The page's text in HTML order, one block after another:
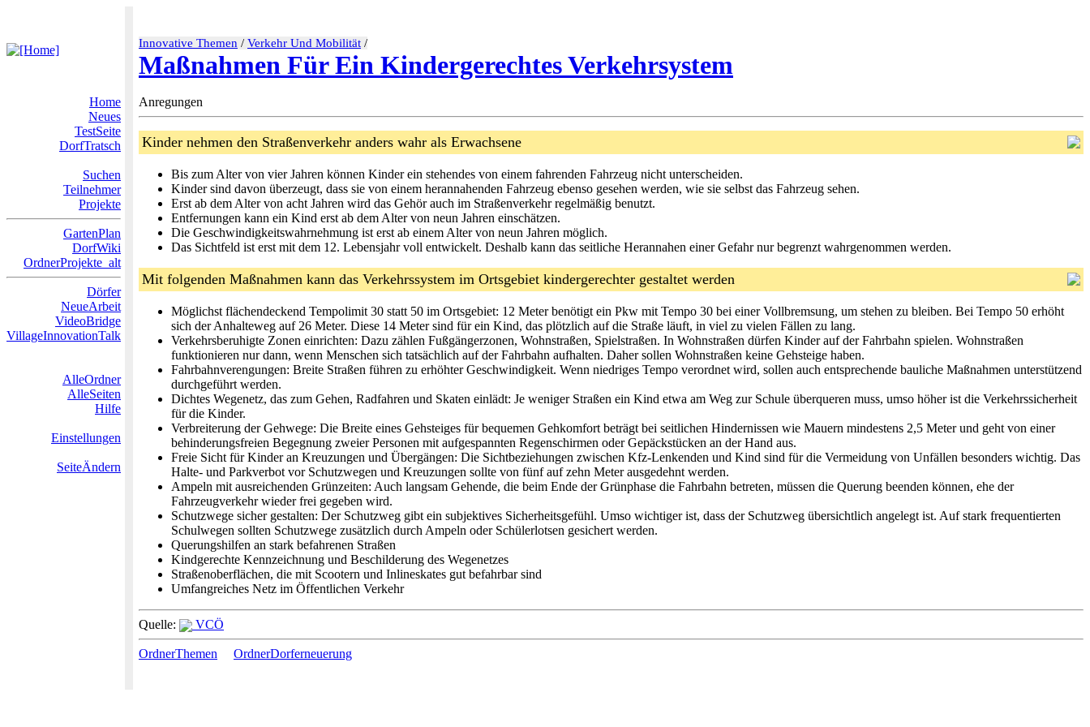
Innovative Themen / Verkehr Und Mobilität /
Maßnahmen Für Ein Kindergerechtes Verkehrsystem
Home
Neues
TestSeite
DorfTratsch
Suchen
Teilnehmer
Projekte
GartenPlan
DorfWiki
OrdnerProjekte_alt
Dörfer
NeueArbeit
VideoBridge
VillageInnovationTalk
AlleOrdner
AlleSeiten
Hilfe
Einstellungen
SeiteÄndern
Anregungen
Kinder nehmen den Straßenverkehr anders wahr als Erwachsene
Bis zum Alter von vier Jahren können Kinder ein stehendes von einem fahrenden Fahrzeug nicht unterscheiden.
Kinder sind davon überzeugt, dass sie von einem herannahenden Fahrzeug ebenso gesehen werden, wie sie selbst das Fahrzeug sehen.
Erst ab dem Alter von acht Jahren wird das Gehör auch im Straßenverkehr regelmäßig benutzt.
Entfernungen kann ein Kind erst ab dem Alter von neun Jahren einschätzen.
Die Geschwindigkeitswahrnehmung ist erst ab einem Alter von neun Jahren möglich.
Das Sichtfeld ist erst mit dem 12. Lebensjahr voll entwickelt. Deshalb kann das seitliche Herannahen einer Gefahr nur begrenzt wahrgenommen werden.
Mit folgenden Maßnahmen kann das Verkehrssystem im Ortsgebiet kindergerechter gestaltet werden
Möglichst flächendeckend Tempolimit 30 statt 50 im Ortsgebiet: 12 Meter benötigt ein Pkw mit Tempo 30 bei einer Vollbremsung, um stehen zu bleiben. Bei Tempo 50 erhöht
sich der Anhalteweg auf 26 Meter. Diese 14 Meter sind für ein Kind, das plötzlich auf die Straße läuft, in viel zu vielen Fällen zu lang.
Verkehrsberuhigte Zonen einrichten: Dazu zählen Fußgängerzonen, Wohnstraßen, Spielstraßen. In Wohnstraßen dürfen Kinder auf der Fahrbahn spielen. Wohnstraßen
funktionieren nur dann, wenn Menschen sich tatsächlich auf der Fahrbahn aufhalten. Daher sollen Wohnstraßen keine Gehsteige haben.
Fahrbahnverengungen: Breite Straßen führen zu erhöhter Geschwindigkeit. Wenn niedriges Tempo verordnet wird, sollen auch entsprechende bauliche Maßnahmen unterstützend
durchgeführt werden.
Dichtes Wegenetz, das zum Gehen, Radfahren und Skaten einlädt: Je weniger Straßen ein Kind etwa am Weg zur Schule überqueren muss, umso höher ist die Verkehrssicherheit
für die Kinder.
Verbreiterung der Gehwege: Die Breite eines Gehsteiges für bequemen Gehkomfort beträgt bei seitlichen Hindernissen wie Mauern mindestens 2,5 Meter und geht von einer
behinderungsfreien Begegnung zweier Personen mit aufgespannten Regenschirmen oder Gepäckstücken an der Hand aus.
Freie Sicht für Kinder an Kreuzungen und Übergängen: Die Sichtbeziehungen zwischen Kfz-Lenkenden und Kind sind für die Vermeidung von Unfällen besonders wichtig. Das
Halte- und Parkverbot vor Schutzwegen und Kreuzungen sollte von fünf auf zehn Meter ausgedehnt werden.
Ampeln mit ausreichenden Grünzeiten: Auch langsam Gehende, die beim Ende der Grünphase die Fahrbahn betreten, müssen die Querung beenden können, ehe der
Fahrzeugverkehr wieder frei gegeben wird.
Schutzwege sicher gestalten: Der Schutzweg gibt ein subjektives Sicherheitsgefühl. Umso wichtiger ist, dass der Schutzweg übersichtlich angelegt ist. Auf stark frequentierten
Schulwegen sollten Schutzwege zusätzlich durch Ampeln oder Schülerlotsen gesichert werden.
Querungshilfen an stark befahrenen Straßen
Kindgerechte Kennzeichnung und Beschilderung des Wegenetzes
Straßenoberflächen, die mit Scootern und Inlineskates gut befahrbar sind
Umfangreiches Netz im Öffentlichen Verkehr
Quelle: VCÖ
OrdnerThemen OrdnerDorferneuerung